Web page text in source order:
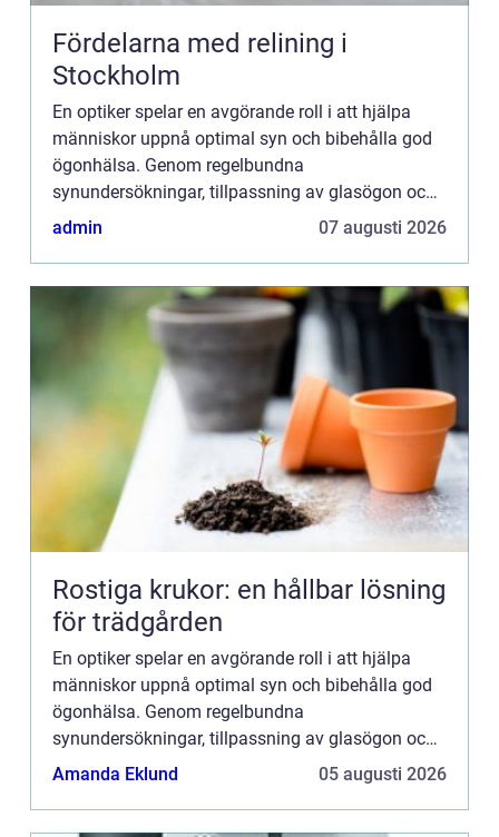
Fördelarna med relining i
Stockholm
En optiker spelar en avgörande roll i att hjälpa
människor uppnå optimal syn och bibehålla god
ögonhälsa. Genom regelbundna
synundersökningar, tillpassning av glasögon och
kontaktlinser samt rådgiv...
admin 07 augusti 2026
Rostiga krukor: en hållbar lösning
för trädgården
En optiker spelar en avgörande roll i att hjälpa
människor uppnå optimal syn och bibehålla god
ögonhälsa. Genom regelbundna
synundersökningar, tillpassning av glasögon och
kontaktlinser samt rådgiv...
Amanda Eklund 05 augusti 2026